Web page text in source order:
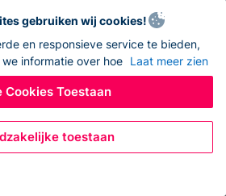
gebruiken wij cookies!
en responsieve service te bieden,
informatie over hoe Laat meer zien
Cookies Toestaan
toestaan